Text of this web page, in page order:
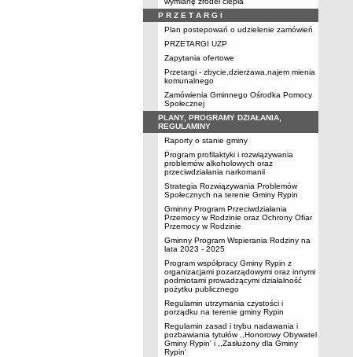
P R Z E T A R G I
Plan postepowań o udzielenie zamówień
PRZETARGI UZP
Zapytania ofertowe
Przetargi - zbycie,dzierżawa,najem mienia
komunalnego
Zamówienia Gminnego Ośrodka Pomocy
Społecznej
PLANY, PROGRAMY DZIAŁANIA,
REGULAMINY
Raporty o stanie gminy
Program profilaktyki i rozwiązywania
problemów alkoholowych oraz
przeciwdziałania narkomanii
Strategia Rozwiązywania Problemów
Społecznych na terenie Gminy Rypin
Gminny Program Przeciwdziałania
Przemocy w Rodzinie oraz Ochrony Ofiar
Przemocy w Rodzinie
Gminny Program Wspierania Rodziny na
lata 2023 - 2025
Program współpracy Gminy Rypin z
organizacjami pozarządowymi oraz innymi
podmiotami prowadzącymi działalność
pożytku publicznego
Regulamin utrzymania czystości i
porządku na terenie gminy Rypin
Regulamin zasad i trybu nadawania i
pozbawiania tytułów ,,Honorowy Obywatel
Gminy Rypin' i ,,Zasłużony dla Gminy
Rypin'